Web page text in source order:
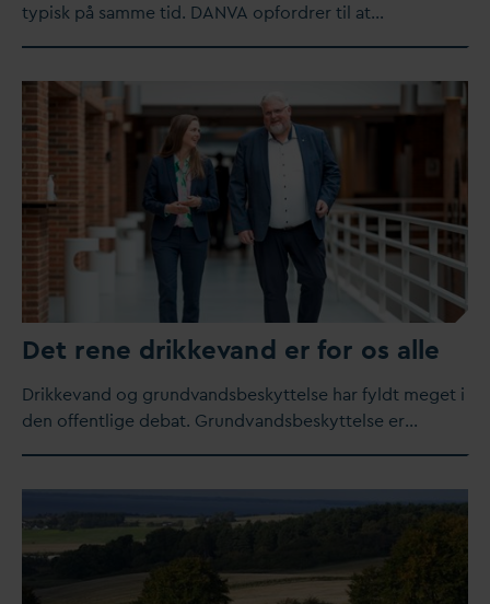
typisk på samme tid. DANVA opfordrer til at…
Det rene drikkevand er for os alle
Drikkevand og grundvandsbeskyttelse har fyldt meget i
den offentlige debat. Grundvandsbeskyttelse er…